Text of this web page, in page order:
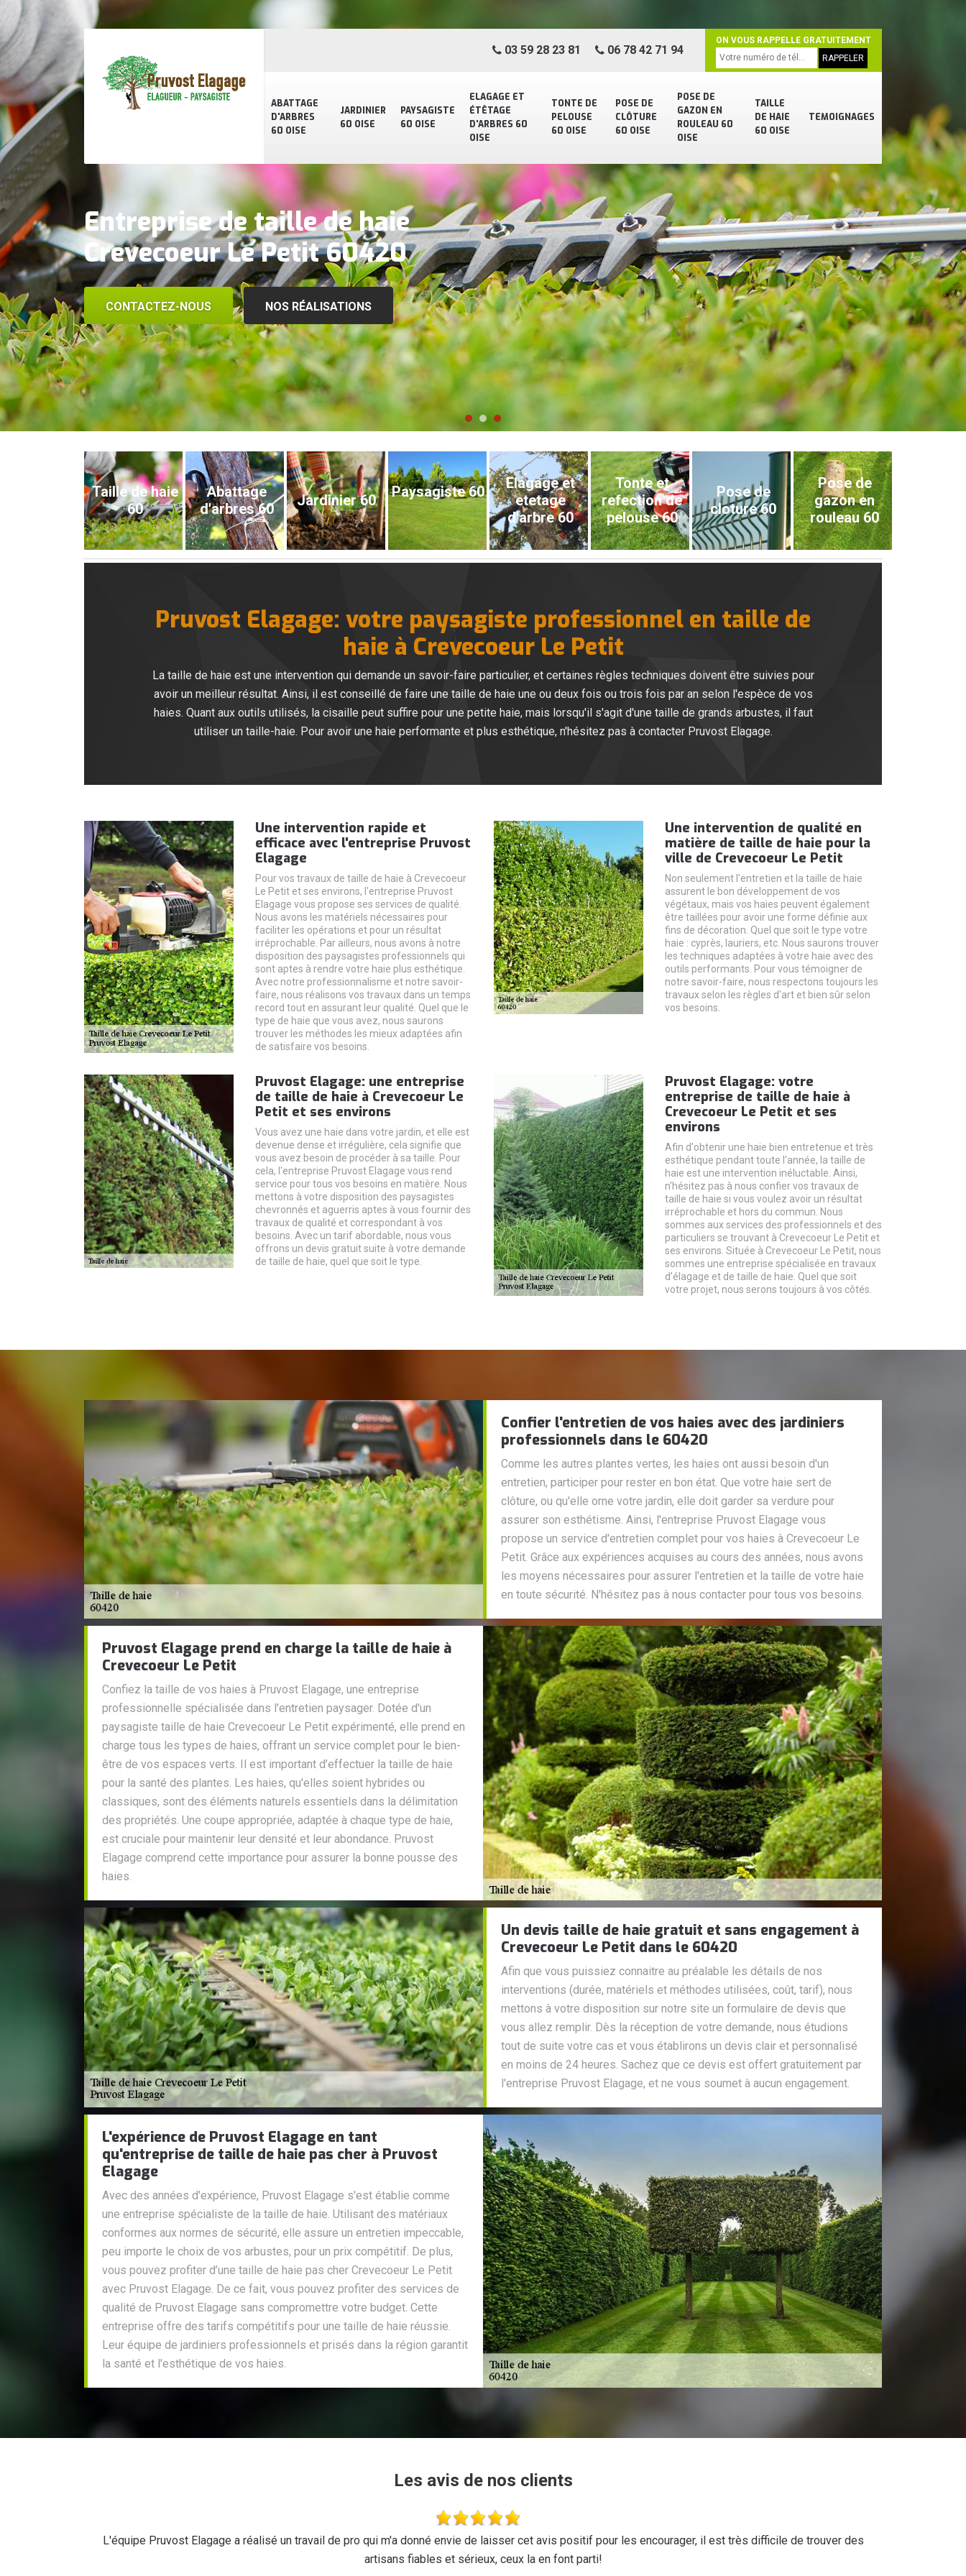
ABATTAGE
D'ARBRES
60 OISE
JARDINIER
60 OISE
PAYSAGISTE
60 OISE
ELAGAGE ET
ÉTÊTAGE
D'ARBRES 60
OISE
TONTE DE
PELOUSE
60 OISE
POSE DE
CLÔTURE
60 OISE
POSE DE
GAZON EN
ROULEAU 60
OISE
TAILLE
DE HAIE
60 OISE
TEMOIGNAGES
03 59 28 23 81 06 78 42 71 94
ON VOUS RAPPELLE GRATUITEMENT
Entreprise de taille de haie
Crevecoeur Le Petit 60420
CONTACTEZ-NOUS NOS RÉALISATIONS
Taille de haie
60
Abattage
d'arbres 60
Jardinier 60 Paysagiste 60
Elagage et
etetage
d'arbre 60
Tonte et
refection de
pelouse 60
Pose de
cloture 60
Pose de
gazon en
rouleau 60
Pruvost Elagage: votre paysagiste professionnel en taille de
haie à Crevecoeur Le Petit
La taille de haie est une intervention qui demande un savoir-faire particulier, et certaines règles techniques doivent être suivies pour
avoir un meilleur résultat. Ainsi, il est conseillé de faire une taille de haie une ou deux fois ou trois fois par an selon l'espèce de vos
haies. Quant aux outils utilisés, la cisaille peut suffire pour une petite haie, mais lorsqu'il s'agit d'une taille de grands arbustes, il faut
utiliser un taille-haie. Pour avoir une haie performante et plus esthétique, n'hésitez pas à contacter Pruvost Elagage.
Une intervention rapide et
efficace avec l'entreprise Pruvost
Elagage
Pour vos travaux de taille de haie à Crevecoeur
Le Petit et ses environs, l'entreprise Pruvost
Elagage vous propose ses services de qualité.
Nous avons les matériels nécessaires pour
faciliter les opérations et pour un résultat
irréprochable. Par ailleurs, nous avons à notre
disposition des paysagistes professionnels qui
sont aptes à rendre votre haie plus esthétique.
Avec notre professionnalisme et notre savoir-
faire, nous réalisons vos travaux dans un temps
record tout en assurant leur qualité. Quel que le
type de haie que vous avez, nous saurons
trouver les méthodes les mieux adaptées afin
de satisfaire vos besoins.
Une intervention de qualité en
matière de taille de haie pour la
ville de Crevecoeur Le Petit
Non seulement l'entretien et la taille de haie
assurent le bon développement de vos
végétaux, mais vos haies peuvent également
être taillées pour avoir une forme définie aux
fins de décoration. Quel que soit le type votre
haie : cyprès, lauriers, etc. Nous saurons trouver
les techniques adaptées à votre haie avec des
outils performants. Pour vous témoigner de
notre savoir-faire, nous respectons toujours les
travaux selon les règles d'art et bien sûr selon
vos besoins.
Pruvost Elagage: une entreprise
de taille de haie à Crevecoeur Le
Petit et ses environs
Vous avez une haie dans votre jardin, et elle est
devenue dense et irrégulière, cela signifie que
vous avez besoin de procéder à sa taille. Pour
cela, l'entreprise Pruvost Elagage vous rend
service pour tous vos besoins en matière. Nous
mettons à votre disposition des paysagistes
chevronnés et aguerris aptes à vous fournir des
travaux de qualité et correspondant à vos
besoins. Avec un tarif abordable, nous vous
offrons un devis gratuit suite à votre demande
de taille de haie, quel que soit le type.
Pruvost Elagage: votre
entreprise de taille de haie à
Crevecoeur Le Petit et ses
environs
Afin d'obtenir une haie bien entretenue et très
esthétique pendant toute l'année, la taille de
haie est une intervention inéluctable. Ainsi,
n'hésitez pas à nous confier vos travaux de
taille de haie si vous voulez avoir un résultat
irréprochable et hors du commun. Nous
sommes aux services des professionnels et des
particuliers se trouvant à Crevecoeur Le Petit et
ses environs. Située à Crevecoeur Le Petit, nous
sommes une entreprise spécialisée en travaux
d'élagage et de taille de haie. Quel que soit
votre projet, nous serons toujours à vos côtés.
Confier l'entretien de vos haies avec des jardiniers
professionnels dans le 60420
Comme les autres plantes vertes, les haies ont aussi besoin d'un
entretien, participer pour rester en bon état. Que votre haie sert de
clôture, ou qu'elle orne votre jardin, elle doit garder sa verdure pour
assurer son esthétisme. Ainsi, l'entreprise Pruvost Elagage vous
propose un service d'entretien complet pour vos haies à Crevecoeur Le
Petit. Grâce aux expériences acquises au cours des années, nous avons
les moyens nécessaires pour assurer l'entretien et la taille de votre haie
en toute sécurité. N'hésitez pas à nous contacter pour tous vos besoins.
Pruvost Elagage prend en charge la taille de haie à
Crevecoeur Le Petit
Confiez la taille de vos haies à Pruvost Elagage, une entreprise
professionnelle spécialisée dans l'entretien paysager. Dotée d'un
paysagiste taille de haie Crevecoeur Le Petit expérimenté, elle prend en
charge tous les types de haies, offrant un service complet pour le bien-
être de vos espaces verts. Il est important d’effectuer la taille de haie
pour la santé des plantes. Les haies, qu'elles soient hybrides ou
classiques, sont des éléments naturels essentiels dans la délimitation
des propriétés. Une coupe appropriée, adaptée à chaque type de haie,
est cruciale pour maintenir leur densité et leur abondance. Pruvost
Elagage comprend cette importance pour assurer la bonne pousse des
haies.
Un devis taille de haie gratuit et sans engagement à
Crevecoeur Le Petit dans le 60420
Afin que vous puissiez connaitre au préalable les détails de nos
interventions (durée, matériels et méthodes utilisées, coût, tarif), nous
mettons à votre disposition sur notre site un formulaire de devis que
vous allez remplir. Dès la réception de votre demande, nous étudions
tout de suite votre cas et vous établirons un devis clair et personnalisé
en moins de 24 heures. Sachez que ce devis est offert gratuitement par
l'entreprise Pruvost Elagage, et ne vous soumet à aucun engagement.
L'expérience de Pruvost Elagage en tant
qu'entreprise de taille de haie pas cher à Pruvost
Elagage
Avec des années d'expérience, Pruvost Elagage s'est établie comme
une entreprise spécialiste de la taille de haie. Utilisant des matériaux
conformes aux normes de sécurité, elle assure un entretien impeccable,
peu importe le choix de vos arbustes, pour un prix compétitif. De plus,
vous pouvez profiter d’une taille de haie pas cher Crevecoeur Le Petit
avec Pruvost Elagage. De ce fait, vous pouvez profiter des services de
qualité de Pruvost Elagage sans compromettre votre budget. Cette
entreprise offre des tarifs compétitifs pour une taille de haie réussie.
Leur équipe de jardiniers professionnels et prisés dans la région garantit
la santé et l'esthétique de vos haies.
Les avis de nos clients
L'équipe Pruvost Elagage a réalisé un travail de pro qui m'a donné envie de laisser cet avis positif pour les encourager, il est très difficile de trouver des
artisans fiables et sérieux, ceux la en font parti!